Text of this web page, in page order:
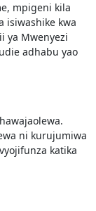
mpigeni kila
isiwashike kwa
ya Mwenyezi
adhabu yao
ni kurujumiwa
katika